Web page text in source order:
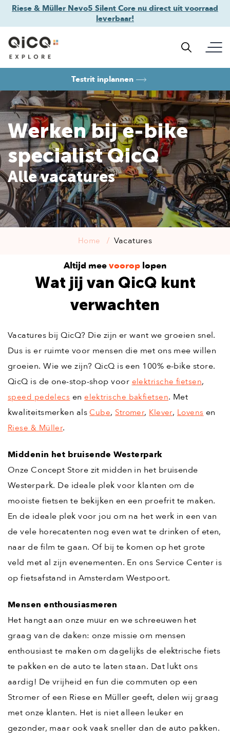
Riese & Müller Nevo5 Silent Core nu direct uit voorraad
leverbaar!
Testrit inplannen
Werken bij e-bike
specialist QicQ
Alle vacatures
Home Vacatures
Altijd meevoorop lopen
Wat jij van QicQ kunt
verwachten
Vacatures bij QicQ? Die zijn er want we groeien snel.
Dus is er ruimte voor mensen die met ons mee willen
groeien. Wie we zijn? QicQ is een 100% e-bike store.
QicQ is de one-stop-shop voor elektrische fietsen,
speed pedelecs enelektrische bakfietsen. Met
kwaliteitsmerken alsCube, Stromer, Klever, Lovens en
Riese & Müller.
Middenin het bruisende Westerpark
Onze Concept Store zit midden in het bruisende
Westerpark. De ideale plek voor klanten om de
mooiste fietsen te bekijken en een proefrit te maken.
En de ideale plek voor jou om na het werk in een van
de vele horecatenten nog even wat te drinken of eten,
naar de film te gaan. Of bij te komen op het grote
veld met al zijn evenementen. En ons Service Center is
op fietsafstand in Amsterdam Westpoort.
Mensen enthousiasmeren
Het hangt aan onze muur en we schreeuwen het
graag van de daken: onze missie om mensen
enthousiast te maken om dagelijks de elektrische fiets
te pakken en de auto te laten staan. Dat lukt ons
aardig! De vrijheid en fun die commuten op een
Stromer of een Riese en Müller geeft, delen wij graag
met onze klanten. Het is niet alleen leuker en
gezonder, maar ook vaak sneller dan de auto pakken.